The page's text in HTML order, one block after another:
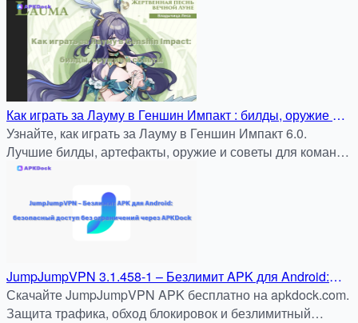
Как играть за Лауму в Геншин Импакт : билды, оружие и
советы для максимального урона
Узнайте, как играть за Лауму в Геншин Импакт 6.0.
Лучшие билды, артефакты, оружие и советы для команд
с реакциями Дендро.
JumpJumpVPN 3.1.458-1 – Безлимит APK для Android:
быстрый и безопасный доступ без ограничений через
APKDock
Скачайте JumpJumpVPN APK бесплатно на apkdock.com.
Защита трафика, обход блокировок и безлимитный